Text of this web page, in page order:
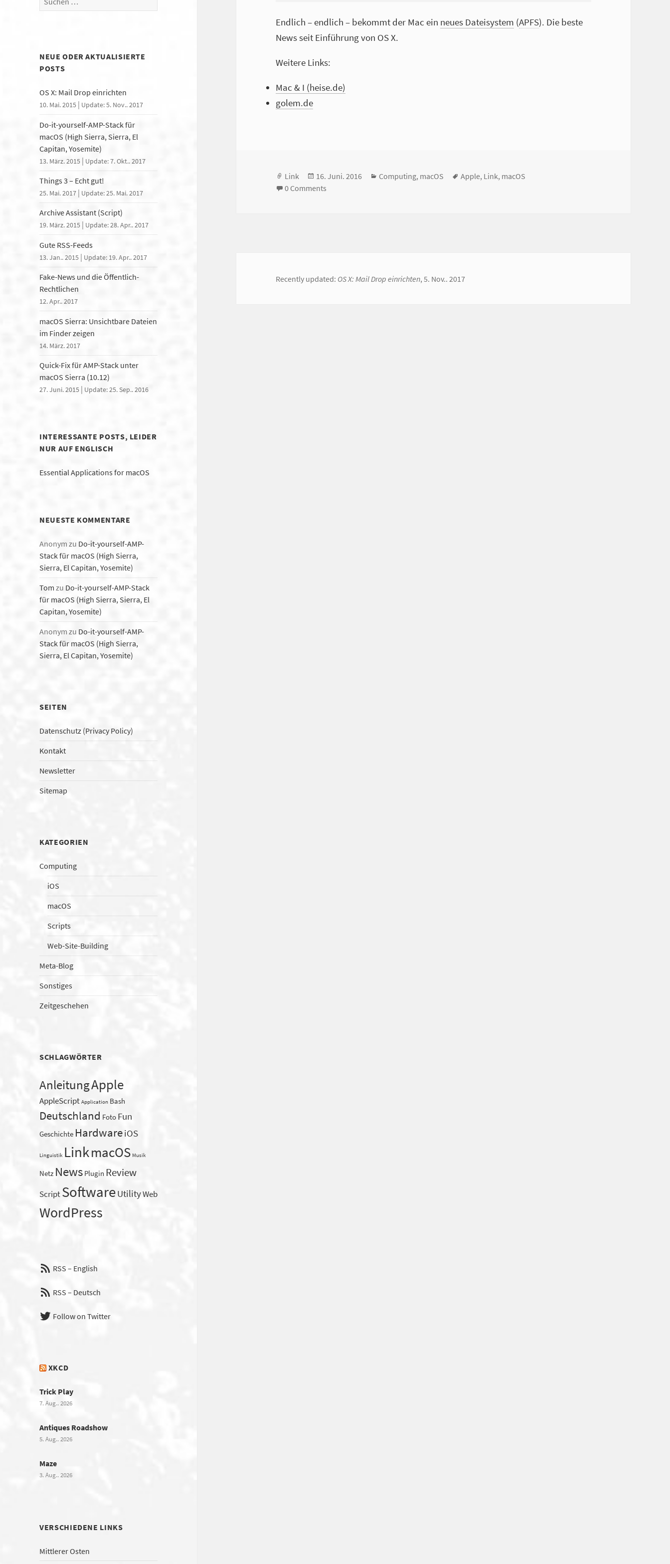
u
n
n
c
h
NEUE ODER AKTUALISIERTE
POSTS
OS X: Mail Drop einrichten
10. Mai. 2015 | Update: 5. Nov.. 2017
Do-it-yourself-AMP-Stack für
macOS (High Sierra, Sierra, El
Capitan, Yosemite)
13. März. 2015 | Update: 7. Okt.. 2017
Things 3 – Echt gut!
25. Mai. 2017 | Update: 25. Mai. 2017
Archive Assistant (Script)
19. März. 2015 | Update: 28. Apr.. 2017
Gute RSS-Feeds
13. Jan.. 2015 | Update: 19. Apr.. 2017
Fake-News und die Öffentlich-
Rechtlichen
12. Apr.. 2017
macOS Sierra: Unsichtbare Dateien
im Finder zeigen
14. März. 2017
Quick-Fix für AMP-Stack unter
macOS Sierra (10.12)
27. Juni. 2015 | Update: 25. Sep.. 2016
INTERESSANTE POSTS, LEIDER
NUR AUF ENGLISCH
Essential Applications for macOS
NEUESTE KOMMENTARE
Anonym zu Do-it-yourself-AMP-
Stack für macOS (High Sierra,
Sierra, El Capitan, Yosemite)
Tom zu Do-it-yourself-AMP-Stack
für macOS (High Sierra, Sierra, El
Capitan, Yosemite)
Anonym zu Do-it-yourself-AMP-
Stack für macOS (High Sierra,
Sierra, El Capitan, Yosemite)
SEITEN
Datenschutz (Privacy Policy)
Kontakt
Newsletter
Sitemap
KATEGORIEN
Computing
iOS
macOS
Scripts
Web-Site-Building
Meta-Blog
Sonstiges
Zeitgeschehen
SCHLAGWÖRTER
AnleitungApple
AppleScript Application Bash
Deutschland Foto Fun
Geschichte HardwareiOS
Linguistik LinkmacOS Musik
Netz News Plugin Review
ScriptSoftwareUtilityWeb
WordPress
RSS – English
RSS – Deutsch
Follow on Twitter
XKCD
Trick Play
7. Aug.. 2026
Antiques Roadshow
5. Aug.. 2026
Maze
3. Aug.. 2026
VERSCHIEDENE LINKS
Mittlerer Osten
Endlich – endlich – bekommt der Mac ein neues Dateisystem (APFS). Die beste
News seit Einführung von OS X.
Weitere Links:
Mac & I (heise.de)
golem.de
Format
Link
Veröffentlicht
am
16. Juni. 2016 Kategorien
Computing, macOS Tags
Apple, Link, macOS
0 Comments
Recently updated: OS X: Mail Drop einrichten, 5. Nov.. 2017